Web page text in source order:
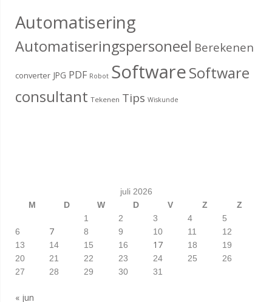
Automatisering
Automatiseringspersoneel Berekenen
converter JPG PDF Robot SoftwareSoftware
consultant Tekenen Tips Wiskunde
juli 2026
M
D W D V Z
Z
1
2 3 4
5
6
7 8 9 10 11
12
13
14 15 16 17 18
19
20
21 22 23 24 25
26
27
28 29 30 31
« jun